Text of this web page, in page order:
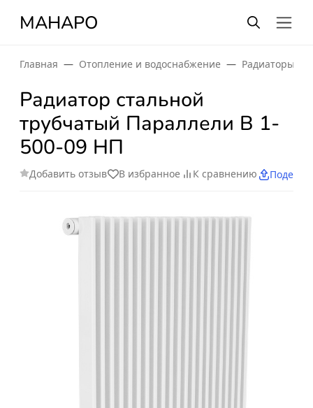
МАНАРО
Главная Отопление и водоснабжение Радиаторы
Радиатор стальной
трубчатый Параллели В 1-
500-09 НП
Добавить отзыв В избранное К сравнению